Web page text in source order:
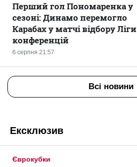
6 серпня 21:57
Перший гол Пономаренка у
сезоні: Динамо перемогло
Карабах у матчі відбору Ліги
конференцій
Всі новини
Ексклюзив
Єврокубки